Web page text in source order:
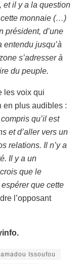
et il y a la question
cette monnaie (…)
président, d’une
entendu jusqu’à
s’adresser à
du peuple.
les voix qui
en plus audibles :
qu’il est
et d’aller vers un
relations. Il n’y a
Il y a un
que le
que cette
l’opposant
Issoufou